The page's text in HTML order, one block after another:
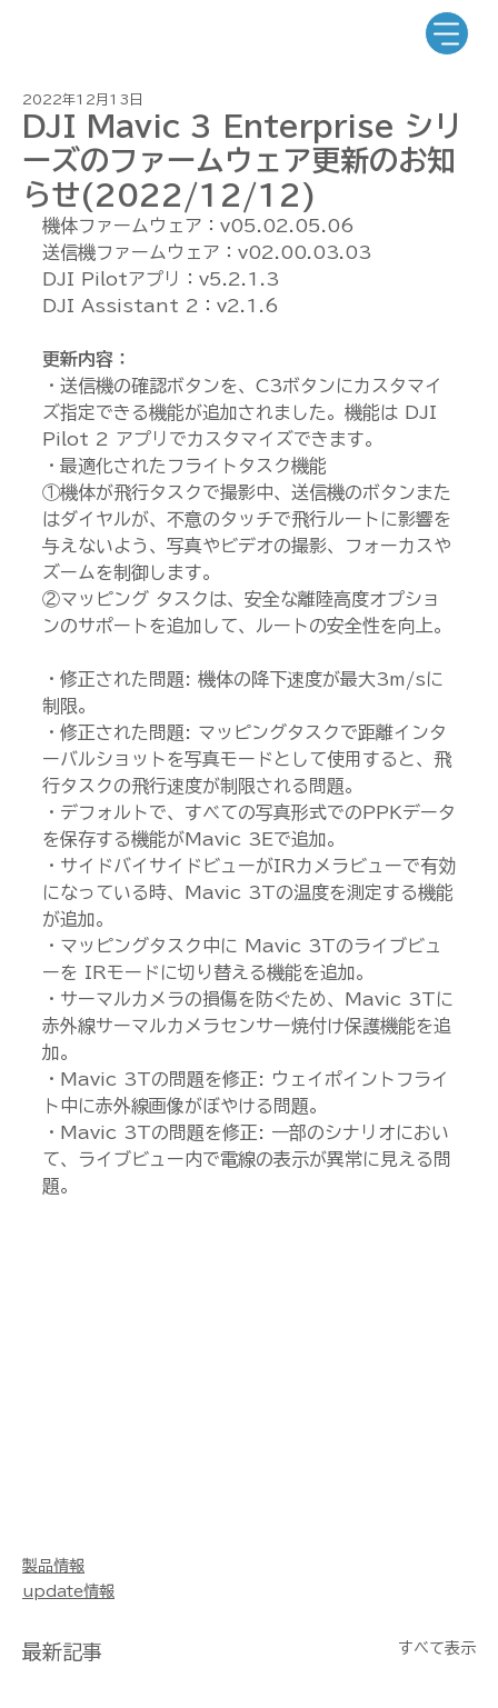
DJI Mavic 3 Enterprise シリ
ーズのファームウェア更新のお知
らせ(2022/12/12)
2022年12月13日
機体ファームウェア：v05.02.05.06
送信機ファームウェア：v02.00.03.03
DJI Pilotアプリ：v5.2.1.3
DJI Assistant 2：v2.1.6
更新内容：
・送信機の確認ボタンを、C3ボタンにカスタマイ
ズ指定できる機能が追加されました。機能は DJI
Pilot 2 アプリでカスタマイズできます。
・最適化されたフライトタスク機能
①機体が飛行タスクで撮影中、送信機のボタンまた
はダイヤルが、不意のタッチで飛行ルートに影響を
与えないよう、写真やビデオの撮影、フォーカスや
ズームを制御します。
②マッピング タスクは、安全な離陸高度オプショ
ンのサポートを追加して、ルートの安全性を向上。
・修正された問題: 機体の降下速度が最大3m/sに
制限。
・修正された問題: マッピングタスクで距離インタ
ーバルショットを写真モードとして使用すると、飛
行タスクの飛行速度が制限される問題。
・デフォルトで、すべての写真形式でのPPKデータ
を保存する機能がMavic 3Eで追加。
・サイドバイサイドビューがIRカメラビューで有効
になっている時、Mavic 3Tの温度を測定する機能
が追加。
・マッピングタスク中に Mavic 3Tのライブビュ
ーを IRモードに切り替える機能を追加。
・サーマルカメラの損傷を防ぐため、Mavic 3Tに
赤外線サーマルカメラセンサー焼付け保護機能を追
加。
・Mavic 3Tの問題を修正: ウェイポイントフライ
ト中に赤外線画像がぼやける問題。
・Mavic 3Tの問題を修正: 一部のシナリオにおい
て、ライブビュー内で電線の表示が異常に見える問
題。
製品情報
update情報
最新記事 すべて表示